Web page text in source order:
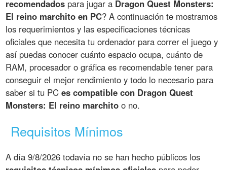
recomendados para jugar a Dragon Quest Monsters:
El reino marchito en PC? A continuación te mostramos
los requerimientos y las especificaciones técnicas
oficiales que necesita tu ordenador para correr el juego y
así puedas conocer cuánto espacio ocupa, cuánto de
RAM, procesador o gráfica es recomendable tener para
conseguir el mejor rendimiento y todo lo necesario para
saber si tu PCes compatible con Dragon Quest
Monsters: El reino marchito o no.
Requisitos Mínimos
A día 9/8/2026 todavía no se han hecho públicos los